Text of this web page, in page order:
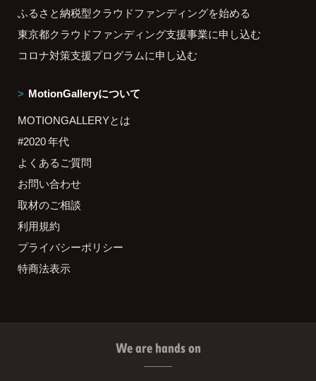
ふるさと納税型クラウドファンディングを始める
東京都クラウドファンディング支援事業に申し込む
コロナ対策支援プログラムに申し込む
MotionGalleryについて
MOTIONGALLERYとは
#2020 年代
よくあるご質問
お問い合わせ
取材のご相談
利用規約
プライバシーポリシー
特商法表示
We are hands on